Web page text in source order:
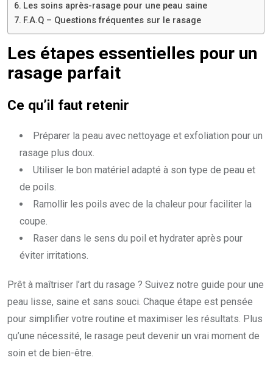
Les soins après-rasage pour une peau saine
F.A.Q – Questions fréquentes sur le rasage
Les étapes essentielles pour un
rasage parfait
Ce qu’il faut retenir
Préparer la peau avec nettoyage et exfoliation pour un
rasage plus doux.
Utiliser le bon matériel adapté à son type de peau et
de poils.
Ramollir les poils avec de la chaleur pour faciliter la
coupe.
Raser dans le sens du poil et hydrater après pour
éviter irritations.
Prêt à maîtriser l’art du rasage ? Suivez notre guide pour une
peau lisse, saine et sans souci. Chaque étape est pensée
pour simplifier votre routine et maximiser les résultats. Plus
qu’une nécessité, le rasage peut devenir un vrai moment de
soin et de bien-être.